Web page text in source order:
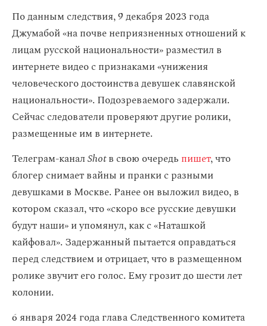
По данным следствия, 9 декабря 2023 года
Джумабой «на почве неприязненных отношений к
лицам русской национальности» разместил в
интернете видео с признаками «унижения
человеческого достоинства девушек славянской
национальности». Подозреваемого задержали.
Сейчас следователи проверяют другие ролики,
размещенные им в интернете.
Телеграм-каналShotв свою очередь пишет, что
блогер снимает вайны и пранки с разными
девушками в Москве. Ранее он выложил видео, в
котором сказал, что «скоро все русские девушки
будут наши» и упомянул, как с «Наташкой
кайфовал». Задержанный пытается оправдаться
перед следствием и отрицает, что в размещенном
ролике звучит его голос. Ему грозит до шести лет
колонии.
6 января 2024 года глава Следственного комитета